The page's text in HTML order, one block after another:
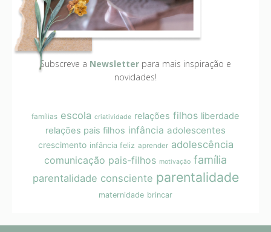
Subscreve a Newsletter para mais inspiração e
novidades!
famílias escola criatividade relações filhos liberdade
relações pais filhos infância adolescentes
crescimento infância feliz aprender adolescência
comunicação pais-filhos motivação família
parentalidade consciente parentalidade
maternidade brincar